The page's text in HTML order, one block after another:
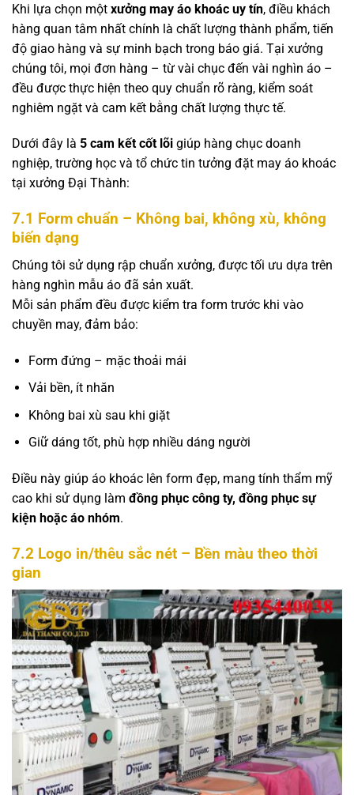
Khi lựa chọn một xưởng may áo khoác uy tín, điều khách
hàng quan tâm nhất chính là chất lượng thành phẩm, tiến
độ giao hàng và sự minh bạch trong báo giá. Tại xưởng
chúng tôi, mọi đơn hàng – từ vài chục đến vài nghìn áo –
đều được thực hiện theo quy chuẩn rõ ràng, kiểm soát
nghiêm ngặt và cam kết bằng chất lượng thực tế.
Dưới đây là 5 cam kết cốt lõi giúp hàng chục doanh
nghiệp, trường học và tổ chức tin tưởng đặt may áo khoác
tại xưởng Đại Thành:
7.1 Form chuẩn – Không bai, không xù, không
biến dạng
Chúng tôi sử dụng rập chuẩn xưởng, được tối ưu dựa trên
hàng nghìn mẫu áo đã sản xuất.
Mỗi sản phẩm đều được kiểm tra form trước khi vào
chuyền may, đảm bảo:
Form đứng – mặc thoải mái
Vải bền, ít nhăn
Không bai xù sau khi giặt
Giữ dáng tốt, phù hợp nhiều dáng người
Điều này giúp áo khoác lên form đẹp, mang tính thẩm mỹ
cao khi sử dụng làm đồng phục công ty, đồng phục sự
kiện hoặc áo nhóm.
7.2 Logo in/thêu sắc nét – Bền màu theo thời
gian